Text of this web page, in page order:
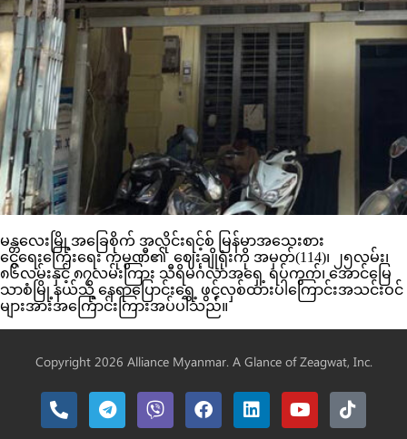
မန္တလေးမြို့အခြေစိုက် အလိုင်းရင့်စ် မြန်မာအသေးစား
ငွေရေးကြေးရေး ကုမ္ပဏီ၏ ဈေးချိုရုံးကို အမှတ်(114)၊ ၂၅လမ်း၊
၈၆လမ်းနှင့် ၈၇လမ်းကြား သီရိမင်္ဂလာအရှေ့ ရပ်ကွက်၊ အောင်မြေ
သာစံမြို့နယ်သို့ နေရာပြောင်းရွှေ့ ဖွင့်လှစ်ထားပါကြောင်းအသင်းဝင်
များအားအကြောင်းကြားအပ်ပါသည်။
Copyright 2026 Alliance Myanmar. A Glance ofZeagwat, Inc.